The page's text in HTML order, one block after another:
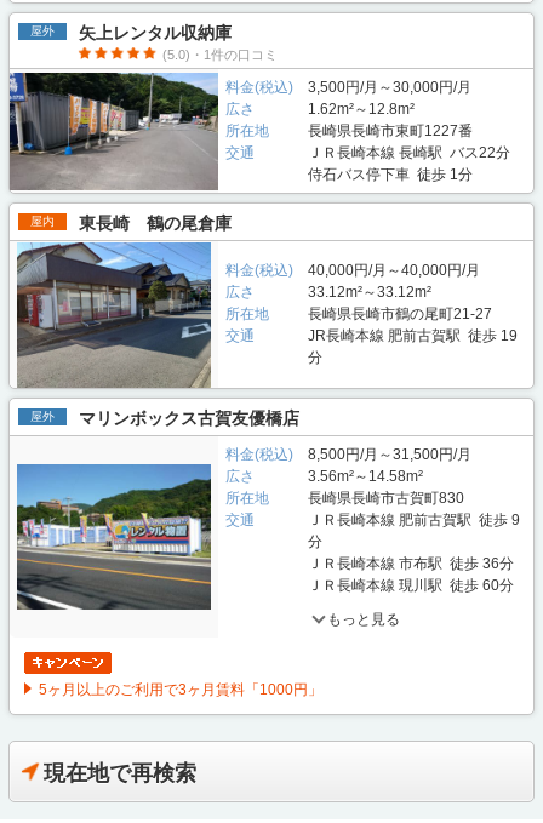
屋外 矢上レンタル収納庫
(5.0)・1件の口コミ
料金(税込)
3,500円/月～30,000円/月
広さ
1.62m²～12.8m²
所在地
長崎県長崎市東町1227番
交通
ＪＲ長崎本線 長崎駅 バス22分
侍石バス停下車 徒歩 1分
屋内 東長崎 鶴の尾倉庫
料金(税込)
40,000円/月～40,000円/月
広さ
33.12m²～33.12m²
所在地
長崎県長崎市鶴の尾町21-27
交通
JR長崎本線 肥前古賀駅 徒歩 19
分
屋外 マリンボックス古賀友優橋店
料金(税込)
8,500円/月～31,500円/月
広さ
3.56m²～14.58m²
所在地
長崎県長崎市古賀町830
交通
ＪＲ長崎本線 肥前古賀駅 徒歩 9
分
ＪＲ長崎本線 市布駅 徒歩 36分
ＪＲ長崎本線 現川駅 徒歩 60分
もっと見る
5ヶ月以上のご利用で3ヶ月賃料「1000円」
現在地で再検索